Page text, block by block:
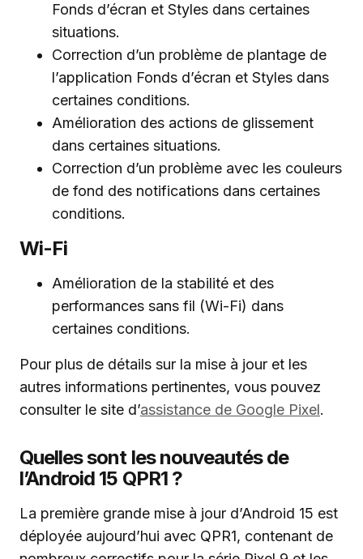
Fonds d’écran et Styles dans certaines
situations.
Correction d’un problème de plantage de
l’application Fonds d’écran et Styles dans
certaines conditions.
Amélioration des actions de glissement
dans certaines situations.
Correction d’un problème avec les couleurs
de fond des notifications dans certaines
conditions.
Wi-Fi
Amélioration de la stabilité et des
performances sans fil (Wi-Fi) dans
certaines conditions.
Pour plus de détails sur la mise à jour et les
autres informations pertinentes, vous pouvez
consulter le site d’assistance de Google Pixel.
Quelles sont les nouveautés de
l’Android 15 QPR1 ?
La première grande mise à jour d’Android 15 est
déployée aujourd’hui avec QPR1, contenant de